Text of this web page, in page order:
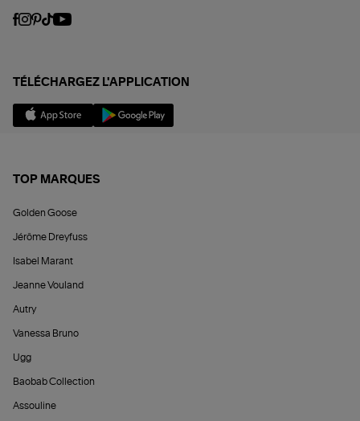
TÉLÉCHARGEZ L'APPLICATION
TOP MARQUES
Golden Goose
Jérôme Dreyfuss
Isabel Marant
Jeanne Vouland
Autry
Vanessa Bruno
Ugg
Baobab Collection
Assouline